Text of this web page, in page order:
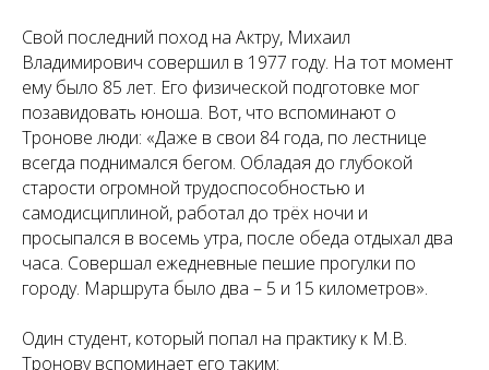
Свой последний поход на Актру, Михаил
Владимирович совершил в 1977 году. На тот момент
ему было 85 лет. Его физической подготовке мог
позавидовать юноша. Вот, что вспоминают о
Тронове люди: «Даже в свои 84 года, по лестнице
всегда поднимался бегом. Обладая до глубокой
старости огромной трудоспособностью и
самодисциплиной, работал до трёх ночи и
просыпался в восемь утра, после обеда отдыхал два
часа. Совершал ежедневные пешие прогулки по
городу. Маршрута было два – 5 и 15 километров».
Один студент, который попал на практику к М.В.
Тронову вспоминает его таким: